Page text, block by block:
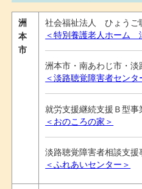
洲
本
市
社会福祉法人 ひょうご
＜特別養護老人ホーム
洲本市・南あわじ市・
＜淡路聴覚障害者センタ
就労支援継続支援Ｂ型事
＜おのころの家＞
淡路聴覚障害者相談支援
＜ふれあいセンター＞